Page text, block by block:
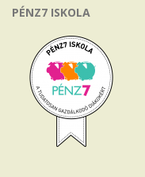
PÉNZ7 ISKOLA